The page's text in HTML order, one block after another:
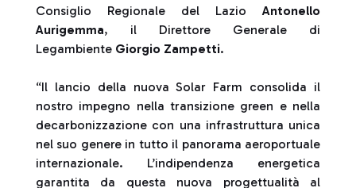
Consiglio Regionale del LazioAntonello
Aurigemma, il Direttore Generale di
Legambiente Giorgio Zampetti.
“Il lancio della nuova Solar Farm consolida il
nostro impegno nella transizione green e nella
decarbonizzazione con una infrastruttura unica
nel suo genere in tutto il panorama aeroportuale
internazionale. L’indipendenza energetica
garantita da questa nuova progettualità al